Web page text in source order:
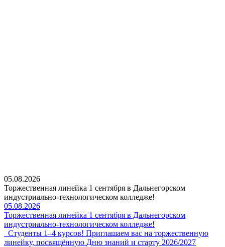
05.08.2026
Торжественная линейка 1 сентября в Дальнегорском
индустриально-технологическом колледже!
05.08.2026
Торжественная линейка 1 сентября в Дальнегорском
индустриально-технологическом колледже!
Студенты 1–4 курсов! Приглашаем вас на торжественную
линейку, посвящённую Дню знаний и старту 2026/2027